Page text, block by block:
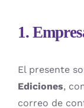
DISTRIBUCIÓN
1.
El presente
Ediciones,
correo de